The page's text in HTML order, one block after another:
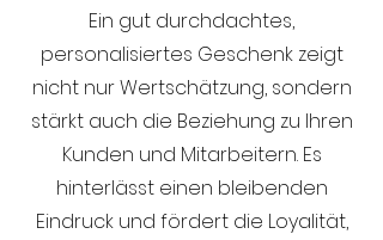
Ein gut durchdachtes,
personalisiertes Geschenk zeigt
nicht nur Wertschätzung, sondern
stärkt auch die Beziehung zu Ihren
Kunden und Mitarbeitern. Es
hinterlässt einen bleibenden
Eindruck und fördert die Loyalität,